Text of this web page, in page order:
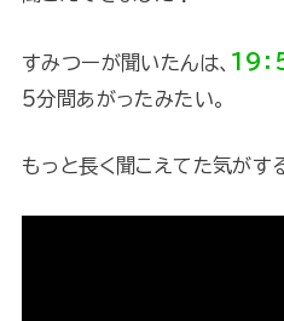
すみつーが聞いたんは、 19：
5分間あがったみたい。
もっと長く聞こえてた気がす